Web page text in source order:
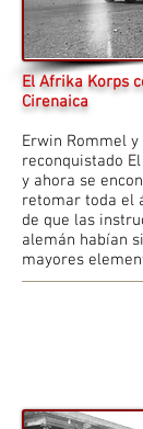
El Afrika Korps
Cirenaica
Erwin Rommel
reconquistado
y ahora se
retomar toda el
de que las
alemán habían
mayores